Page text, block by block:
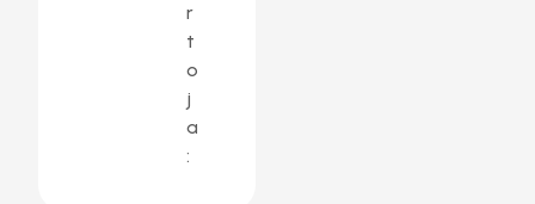
r
t
o
j
a
: